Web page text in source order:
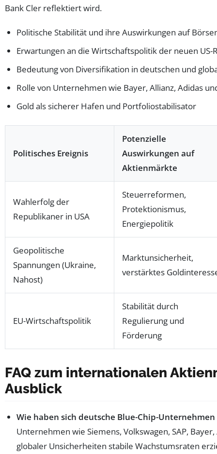
Bank Cler reflektiert wird.
Politische Stabilität und ihre Auswirkungen auf
Erwartungen an die Wirtschaftspolitik der neuen US-
Bedeutung von Diversifikation in deutschen und
Rolle von Unternehmen wie Bayer, Allianz, Adidas
Gold als sicherer Hafen und Portfoliostabilisator
Politisches Ereignis
Potenzielle
Auswirkungen auf
Aktienmärkte
Wahlerfolg der
Republikaner in USA
Steuerreformen,
Protektionismus,
Energiepolitik
Geopolitische
Spannungen (Ukraine,
Nahost)
Marktunsicherheit,
verstärktes
EU-Wirtschaftspolitik
Stabilität durch
Regulierung und
Förderung
FAQ zum internationalen
Ausblick
Wie haben sich deutsche Blue-Chip-
Unternehmen wie Siemens, Volkswagen, SAP,
globaler Unsicherheiten stabile Wachstumsraten